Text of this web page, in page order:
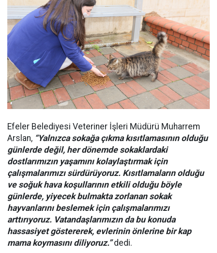
Efeler Belediyesi Veteriner İşleri Müdürü Muharrem
Arslan, “Yalnızca sokağa çıkma kısıtlamasının olduğu
günlerde değil, her dönemde sokaklardaki
dostlarımızın yaşamını kolaylaştırmak için
çalışmalarımızı sürdürüyoruz. Kısıtlamaların olduğu
ve soğuk hava koşullarının etkili olduğu böyle
günlerde, yiyecek bulmakta zorlanan sokak
hayvanlarını beslemek için çalışmalarımızı
arttırıyoruz. Vatandaşlarımızın da bu konuda
hassasiyet göstererek, evlerinin önlerine bir kap
mama koymasını diliyoruz.”dedi.